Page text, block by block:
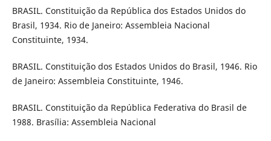
BRASIL. Constituição da República dos Estados Unidos do
Brasil, 1934. Rio de Janeiro: Assembleia Nacional
Constituinte, 1934.
BRASIL. Constituição dos Estados Unidos do Brasil, 1946. Rio
de Janeiro: Assembleia Constituinte, 1946.
BRASIL. Constituição da República Federativa do Brasil de
1988. Brasília: Assembleia Nacional